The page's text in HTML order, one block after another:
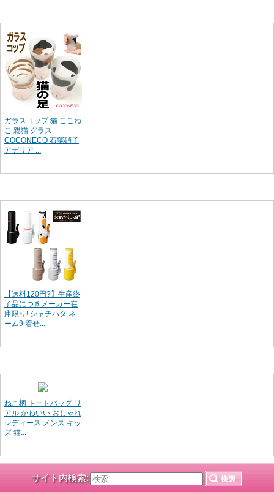
ガラスコップ 猫 ここね
こ 親猫 グラス
COCONECO 石塚硝子
アデリア ...
【送料120円?】生産終
了品につきメーカー在
庫限り! シャチハタ ネ
ーム9 着せ...
ねこ柄 トートバッグ リ
アル かわいい おしゃれ
レディース メンズ キッ
ズ 猫...
サイト内検索: